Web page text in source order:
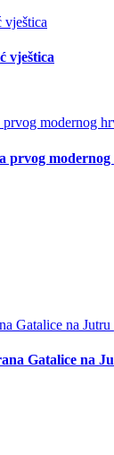
vještica
prvog
Gatalice na